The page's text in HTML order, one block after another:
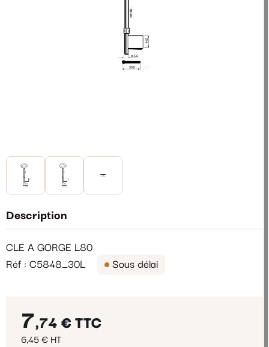
Description
CLE A GORGE L80
Réf : C5848_30L
Sous délai
7,74 € TTC
6,45 € HT